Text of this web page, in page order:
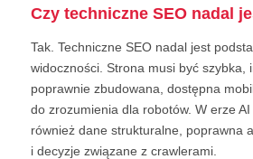
Czy techniczne SEO nadal
Tak. Techniczne SEO nadal jest
widoczności. Strona musi być szybka,
poprawnie zbudowana, dostępna
do zrozumienia dla robotów. W erze
również dane strukturalne, poprawna
i decyzje związane z crawlerami.